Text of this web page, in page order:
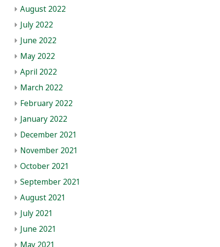
August 2022
July 2022
June 2022
May 2022
April 2022
March 2022
February 2022
January 2022
December 2021
November 2021
October 2021
September 2021
August 2021
July 2021
June 2021
May 2021